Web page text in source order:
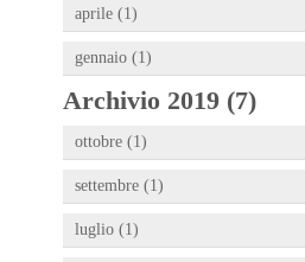
aprile (1)
gennaio (1)
Archivio 2019 (7)
ottobre (1)
settembre (1)
luglio (1)